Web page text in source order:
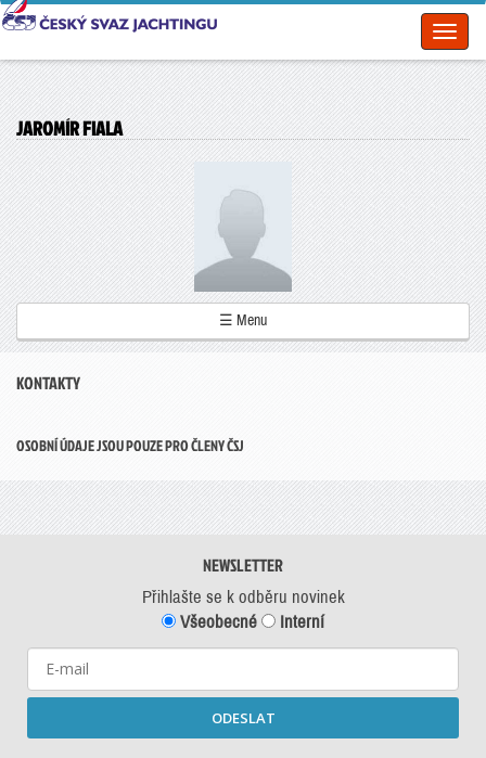
JAROMÍR FIALA
☰ Menu
KONTAKTY
OSOBNÍ ÚDAJE JSOU POUZE PRO ČLENY ČSJ
NEWSLETTER
Přihlašte se k odběru novinek
Všeobecné
Interní
ODESLAT